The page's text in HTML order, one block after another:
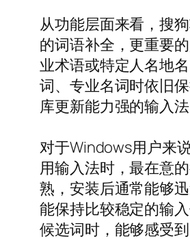
从功能层面来看，搜
的词语补全，更重要
业术语或特定人名地
词、专业名词时依旧
库更新能力强的输入
对于Windows用户来
用输入法时，最在意
熟，安装后通常能够
能保持比较稳定的输
候选词时，能够感受